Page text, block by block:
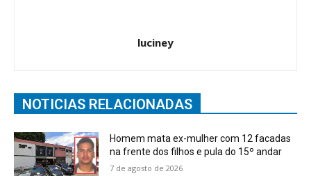
luciney
NOTICIAS RELACIONADAS
Homem mata ex-mulher com 12 facadas
na frente dos filhos e pula do 15º andar
7 de agosto de 2026